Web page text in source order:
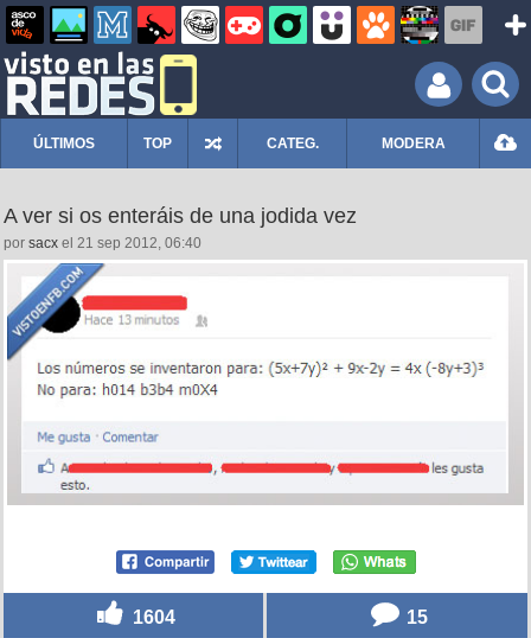
ÚLTIMOS TOP CATEG. MODERA
A ver si os enteráis de una jodida vez
por sacx el 21 sep 2012, 06:40
1604 15